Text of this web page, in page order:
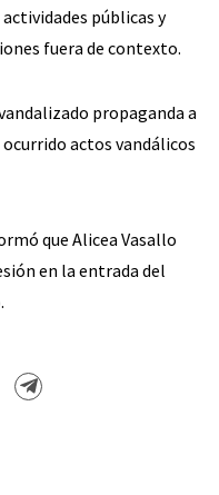
públicas y
fuera de contexto.
propaganda a
ocurrido actos vandálicos
que Alicea Vasallo
en la entrada del